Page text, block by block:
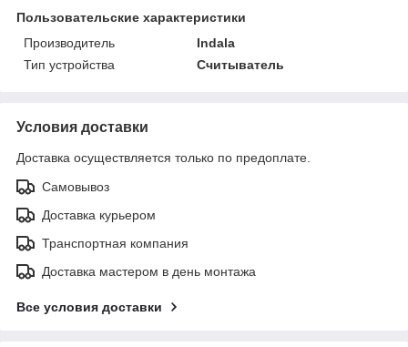
Пользовательские характеристики
Производитель
Indala
Тип устройства
Считыватель
Условия доставки
Доставка осуществляется только по предоплате.
Самовывоз
Доставка курьером
Транспортная компания
Доставка мастером в день монтажа
Все условия доставки